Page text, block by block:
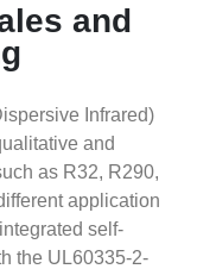
and
Infrared)
and
as R32, R290,
application
self-
the UL60335-2-